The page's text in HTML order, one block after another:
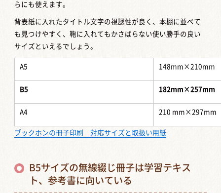
らにも使えます。
背表紙に入れたタイトル文字の視認性が良く、本棚に並べて
も見つけやすく、鞄に入れてもかさばらない使い勝手の良い
サイズといえるでしょう。
A5 148mm×210mm
B5 182mm×257mm
A4 210 mm×297mm
ブックホンの冊子印刷 対応サイズと取扱い用紙
B5サイズの無線綴じ冊子は学習テキス
ト、参考書に向いている